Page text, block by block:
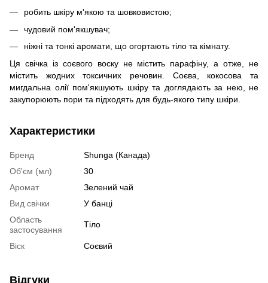
робить шкіру м'якою та шовковистою;
чудовий пом'якшувач;
ніжні та тонкі аромати, що огортають тіло та кімнату.
Ця свічка із соєвого воску не містить парафіну, а отже, не
містить жодних токсичних речовин. Соєва, кокосова та
мигдальна олії пом'якшують шкіру та доглядають за нею, не
закупорюють пори та підходять для будь-якого типу шкіри.
Характеристики
Бренд
Shunga (Канада)
Об'єм (мл)
30
Аромат
Зелений чай
Вид свічки
У банці
Область
застосування
Тіло
Віск Соєвий
Відгуки